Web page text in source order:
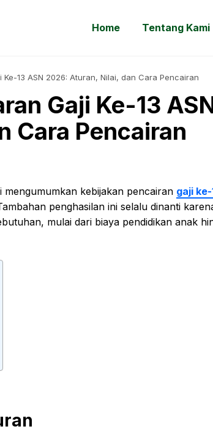
Home Tentang Kami
13 ASN 2026: Aturan, Nilai, dan Cara Pencairan
Gaji Ke-13
Cara Pencairan
mengumumkan kebijakan pencairan gaji ke-
penghasilan ini selalu dinanti
mulai dari biaya pendidikan anak